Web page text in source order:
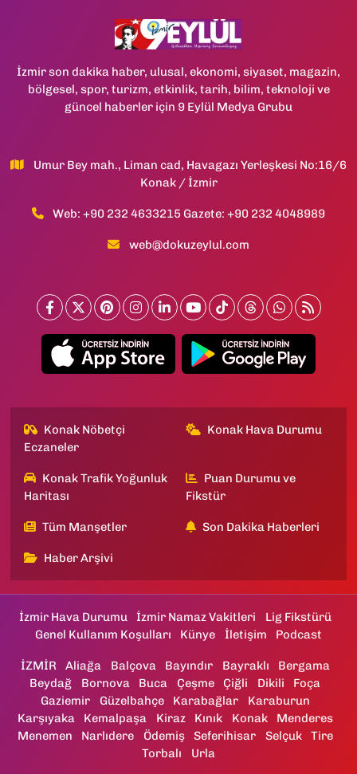
İzmir son dakika haber, ulusal, ekonomi, siyaset, magazin,
bölgesel, spor, turizm, etkinlik, tarih, bilim, teknoloji ve
güncel haberler için 9 Eylül Medya Grubu
Umur Bey mah., Liman cad, Havagazı Yerleşkesi No:16/6
Konak / İzmir
Web: +90 232 4633215 Gazete: +90 232 4048989
web@dokuzeylul.com
Konak Nöbetçi
Eczaneler
Konak Hava Durumu
Konak Trafik Yoğunluk
Haritası
Puan Durumu ve
Fikstür
Tüm Manşetler Son Dakika Haberleri
Haber Arşivi
İzmir Hava Durumu İzmir Namaz Vakitleri
Lig Fikstürü
Genel Kullanım Koşulları
Künye İletişim Podcast
İZMİR Aliağa Balçova Bayındır Bayraklı
Bergama
Beydağ
Bornova Buca Çeşme Çiğli Dikili
Foça
Gaziemir
Güzelbahçe Karabağlar
Karaburun
Karşıyaka
Kemalpaşa Kiraz Kınık Konak
Menderes
Menemen
Narlıdere Ödemiş Seferihisar Selçuk
Tire
Torbalı
Urla